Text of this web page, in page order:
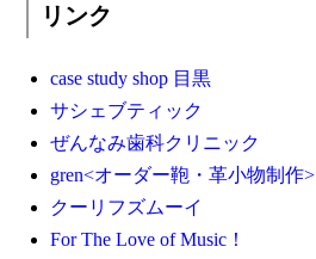
リンク
case study shop 目黒
サシェブティック
ぜんなみ歯科クリニック
gren<オーダー鞄・革小物制作>
クーリフズムーイ
For The Love of Music！